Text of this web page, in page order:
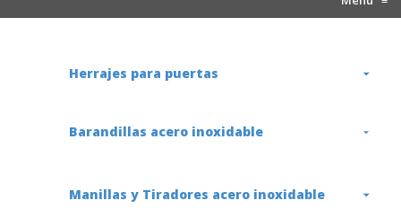
Herrajes para puertas
Barandillas acero inoxidable
Manillas y Tiradores acero inoxidable